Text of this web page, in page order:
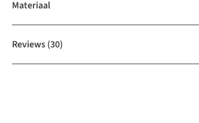
Materiaal
Reviews(30)